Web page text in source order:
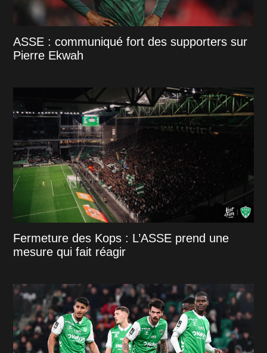
ASSE : communiqué fort des supporters sur
Pierre Ekwah
Fermeture des Kops : L’ASSE prend une
mesure qui fait réagir